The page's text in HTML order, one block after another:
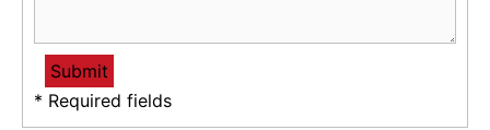
* Required fields